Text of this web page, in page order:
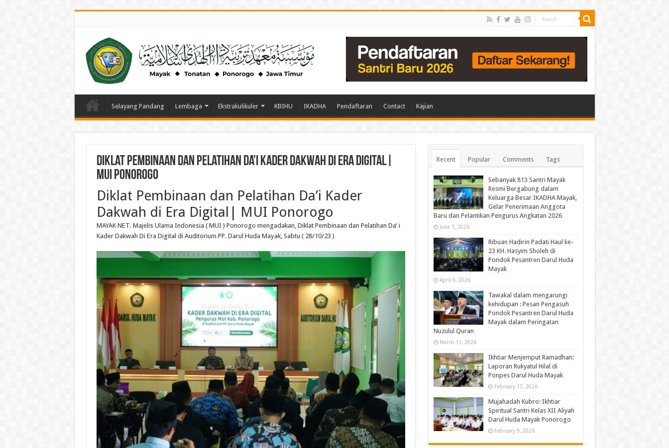
Selayang Pandang Lembaga Ekstrakulikuler KBIHU IKADHA Pendaftaran Contact Kajian
Diklat Pembinaan dan Pelatihan Da’i Kader Dakwah di Era Digital|
MUI Ponorogo
Diklat Pembinaan dan Pelatihan Da’i Kader
Dakwah di Era Digital| MUI Ponorogo
MAYAK NET. Majelis Ulama Indonesia ( MUI ) Ponorogo mengadakan, Diklat Pembinaan dan Pelatihan Da’ i
Kader Dakwah Di Era Digital di Auditorium PP. Darul Huda Mayak, Sabtu ( 28/10/23 )
Recent Popular Comments Tags
Sebanyak 813 Santri Mayak
Resmi Bergabung dalam
Keluarga Besar IKADHA Mayak,
Gelar Penerimaan Anggota
Baru dan Pelantikan Pengurus Angkatan 2026
June 1, 2026
Ribuan Hadirin Padati Haul ke-
23 KH. Hasyim Sholeh di
Pondok Pesantren Darul Huda
Mayak
April 9, 2026
Tawakal dalam mengarungi
kehidupan : Pesan Pengasuh
Pondok Pesantren Darul Huda
Mayak dalam Peringatan
Nuzulul Quran
March 11, 2026
Ikhtiar Menjemput Ramadhan:
Laporan Rukyatul Hilal di
Ponpes Darul Huda Mayak
February 17, 2026
Mujahadah Kubro: Ikhtiar
Spiritual Santri Kelas XII Aliyah
Darul Huda Mayak Ponorogo
February 9, 2026